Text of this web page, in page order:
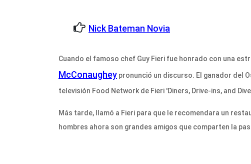
Nick Bateman Novia
Cuando el famoso chef Guy Fieri fue honrado con una
McConaughey pronunció un discurso. El ganador del
televisión Food Network de Fieri 'Diners, Drive-ins, and
Más tarde, llamó a Fieri para que le recomendara un
hombres ahora son grandes amigos que comparten la